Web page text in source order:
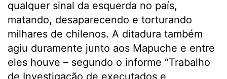
qualquer sinal da esquerda no país,
matando, desaparecendo e torturando
milhares de chilenos. A ditadura também
agiu duramente junto aos Mapuche e entre
eles houve – segundo o informe “Trabalho
de Investigação de executados e